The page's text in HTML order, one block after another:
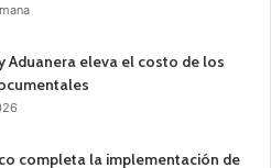
Aduanera eleva el costo de los
completa la implementación de